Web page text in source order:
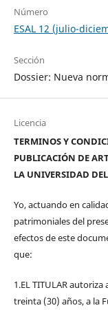
Número
ESAL 12 (julio-
Sección
Dossier: Nueva
Licencia
TERMINOS Y
PUBLICACIÓN DE
LA UNIVERSIDAD
Yo, actuando en
patrimoniales del
efectos de este
que:
1.EL TITULAR
treinta (30) años, a la